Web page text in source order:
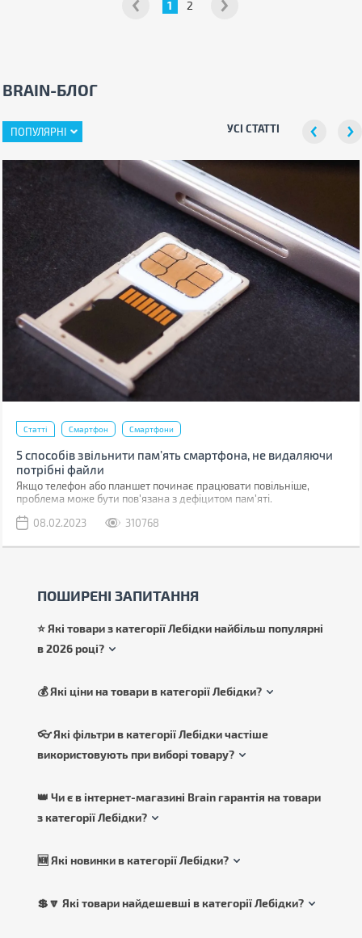
1 2
BRAIN-БЛОГ
ПОПУЛЯРНІ УСІ СТАТТІ
Статті Смартфон Смартфони
5 способів звільнити пам’ять смартфона, не видаляючи
потрібні файли
Якщо телефон або планшет починає працювати повільніше,
проблема може бути пов'язана з дефіцитом пам'яті.
08.02.2023
310768
ПОШИРЕНІ ЗАПИТАННЯ
⭐ Які товари з категорії Лебідки найбільш популярні
в 2026 році?
💰 Які ціни на товари в категорії Лебідки?
👓 Які фільтри в категорії Лебідки частіше
використовують при виборі товару?
👑 Чи є в інтернет-магазині Brain гарантія на товари
з категорії Лебідки?
🆕 Які новинки в категорії Лебідки?
💲🔽 Які товари найдешевші в категорії Лебідки?